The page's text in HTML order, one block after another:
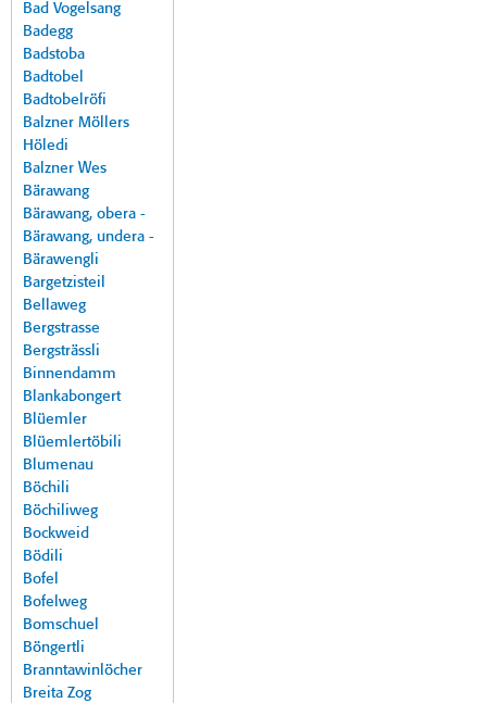
Bad Vogelsang
Badegg
Badstoba
Badtobel
Badtobelröfi
Balzner Möllers
Höledi
Balzner Wes
Bärawang
Bärawang, obera -
Bärawang, undera -
Bärawengli
Bargetzisteil
Bellaweg
Bergstrasse
Bergsträssli
Binnendamm
Blankabongert
Blüemler
Blüemlertöbili
Blumenau
Böchili
Böchiliweg
Bockweid
Bödili
Bofel
Bofelweg
Bomschuel
Böngertli
Branntawinlöcher
Breita Zog